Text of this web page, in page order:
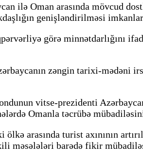
ilə Oman arasında mövcud
genişləndirilməsi
görə minnətdarlığını
zəngin tarixi-mədəni
vitse-prezidenti
Omanla təcrübə
ölkə arasında turist axınının
məsələləri barədə fikir